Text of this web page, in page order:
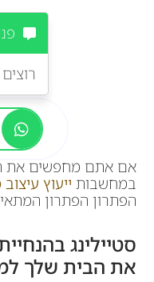
אם אתם מחפשים את
במחשבות ייעוץ
הפתרון הפתרון
סטיילינג
את הבית שלך